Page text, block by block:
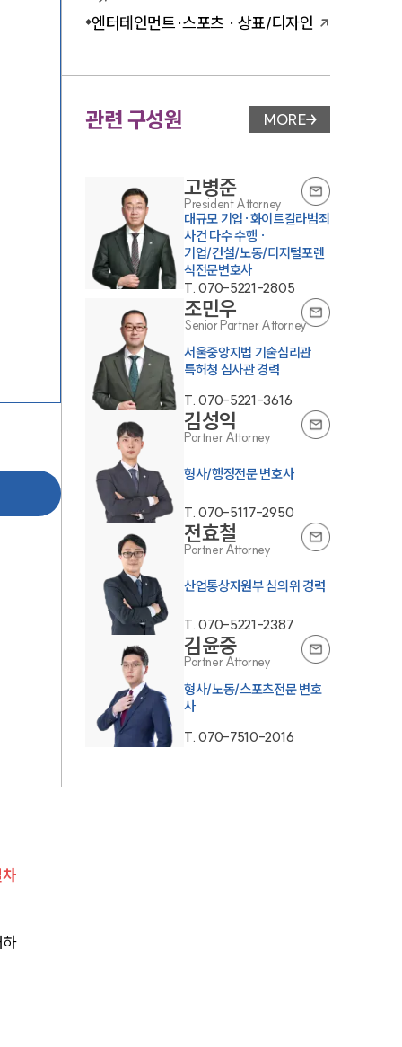
엔터테인먼트·스포츠 · 상표/디자인
관련 구성원 변호사 페이지 이동
MORE
고병준
President Attorney
대규모 기업·화이트칼라범죄
사건 다수 수행 ·
기업/건설/노동/디지털포렌
식전문변호사
T.070-5221-2805
조민우
Senior Partner Attorney
서울중앙지법 기술심리관
특허청 심사관 경력
T.070-5221-3616
김성익
Partner Attorney
형사/행정전문 변호사
T.070-5117-2950
전효철
Partner Attorney
산업통상자원부 심의위 경력
T.070-5221-2387
김윤중
Partner Attorney
형사/노동/스포츠전문 변호
사
T.070-7510-2016